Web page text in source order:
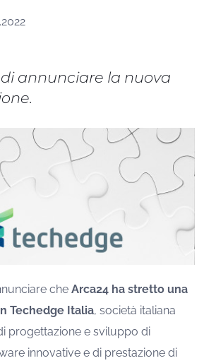
annunciare la nuova
che Arca24 ha stretto una
Techedge Italia, società italiana
progettazione e sviluppo di
innovative e di prestazione di